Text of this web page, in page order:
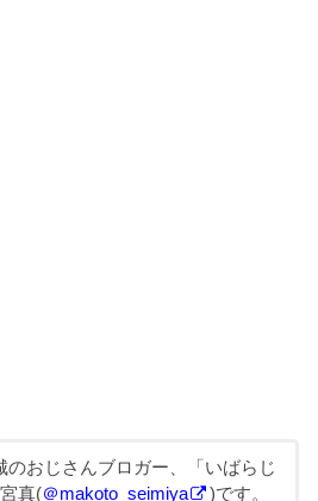
のおじさんブロガー、「いばらじ
真(＠makoto_seimiya )です。